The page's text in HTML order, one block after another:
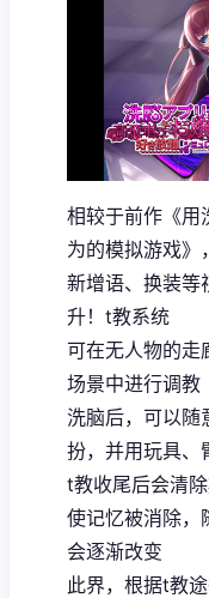
相较于前作《用
为的模拟游戏》
新增语、换装等
升！t教系统
可在无人物的走
场景中进行调教
洗脑后，可以随
扮，并用玩具、
t教收尾后会清
使记忆被消除，
会逐渐改变
此界，根据t教